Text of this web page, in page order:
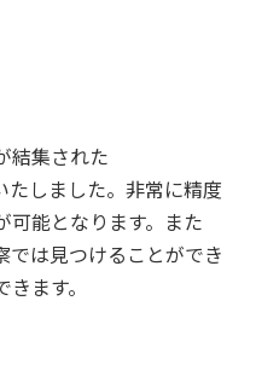
結集された
たしました。非常に精度
可能となります。また
では見つけることができ
ます。